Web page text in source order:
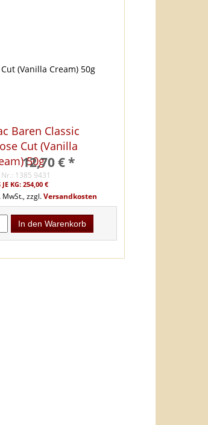
Baren Classic
Cut (Vanilla
50g
JE KG: 254,00 €
1385 9431
12,70 € *
MwSt., zzgl.Versandkosten
In den Warenkorb